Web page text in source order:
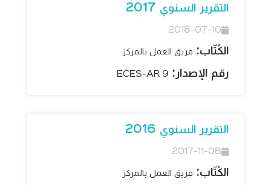
التقرير السنوي 2017
2018-07-10
الكُتّاب: فريق العمل بالمركز
رقم الإصدار: ECES-AR 9
التقرير السنوي 2016
2017-11-08
الكُتّاب: فريق العمل بالمركز